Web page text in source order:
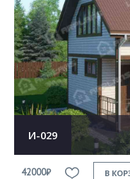
И-029
42000₽ В